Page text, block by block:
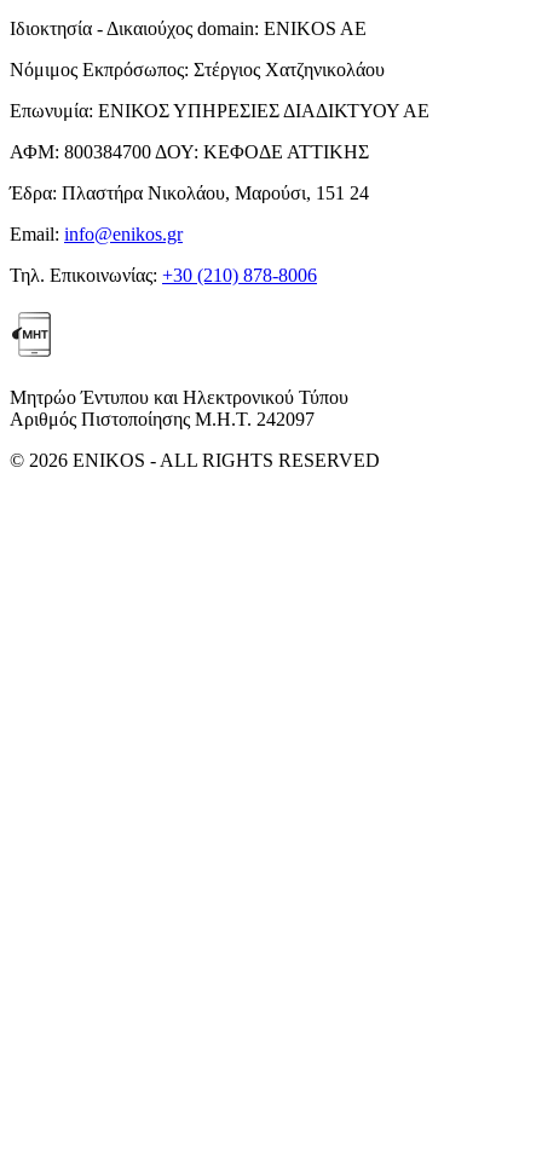
Ιδιοκτησία - Δικαιούχος domain: ENIKOS AE
Νόμιμος Εκπρόσωπος: Στέργιος Χατζηνικολάου
Επωνυμία: ΕΝΙΚΟΣ ΥΠΗΡΕΣΙΕΣ ΔΙΑΔΙΚΤΥΟΥ ΑΕ
ΑΦΜ: 800384700 ΔΟΥ: ΚΕΦΟΔΕ ΑΤΤΙΚΗΣ
Έδρα: Πλαστήρα Νικολάου, Μαρούσι, 151 24
Email: info@enikos.gr
Τηλ. Επικοινωνίας: +30 (210) 878-8006
Μητρώο Έντυπου και Ηλεκτρονικού Τύπου
Αριθμός Πιστοποίησης Μ.Η.Τ. 242097
© 2026 ENIKOS - ALL RIGHTS RESERVED